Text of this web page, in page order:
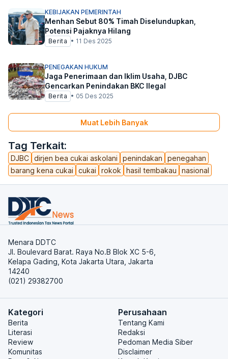
Tag Terkait:
DJBC dirjen bea cukai askolani penindakan
penegahan
barang kena cukai
cukai rokok hasil tembakau nasional
KEBIJAKAN PEMERINTAH
Menhan Sebut 80% Timah Diselundupkan,
Potensi Pajaknya Hilang
Berita • 11 Des 2025
PENEGAKAN HUKUM
Jaga Penerimaan dan Iklim Usaha, DJBC
Gencarkan Penindakan BKC Ilegal
Berita • 05 Des 2025
Muat Lebih Banyak
Menara DDTC
Jl. Boulevard Barat. Raya No.B Blok XC 5-6,
Kelapa Gading, Kota Jakarta Utara, Jakarta
14240
(021) 29382700
Kategori
Berita
Literasi
Review
Komunitas
Perusahaan
Tentang Kami
Redaksi
Pedoman Media Siber
Disclaimer